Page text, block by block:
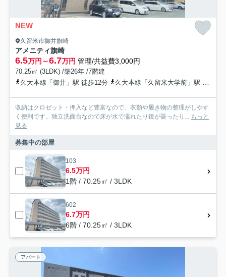
NEW
久留米市御井旗崎
アメニティ旗崎
6.5万円～6.7万円 管理/共益費3,000円
70.25㎡ (3LDK) /築26年 /7階建
久大本線「御井」駅 徒歩12分
久大本線「久留米大学前」駅 徒歩13分
収納はクロゼット・押入など豊富なので、衣類や履き物の整理がしやす
く便利です。独立洗面台なので床が水で濡れたり鏡が曇ったり... もっと
見る
募集中の部屋
103
6.5万円
1階 / 70.25㎡ / 3LDK
602
6.7万円
6階 / 70.25㎡ / 3LDK
アパート